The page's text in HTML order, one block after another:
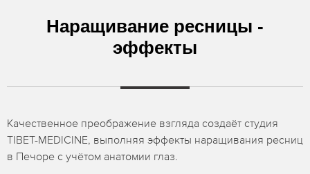
Наращивание ресницы -
эффекты
Качественное преображение взгляда создаёт студия
TIBET-MEDICINE, выполняя эффекты наращивания ресниц
в Печоре с учётом анатомии глаз.